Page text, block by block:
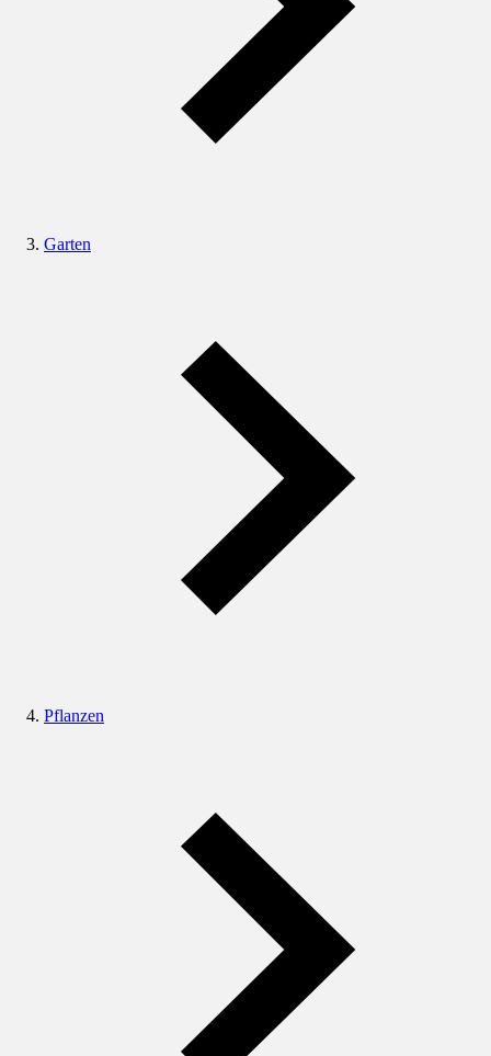
Garten
Pflanzen